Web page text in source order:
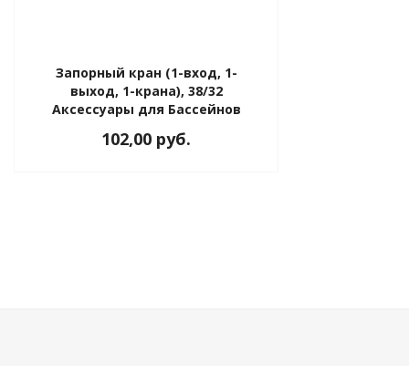
Питания
Запорный кран (1-вход, 1-
выход, 1-крана), 38/32
Аксессуары для Бассейнов
102,00 руб.